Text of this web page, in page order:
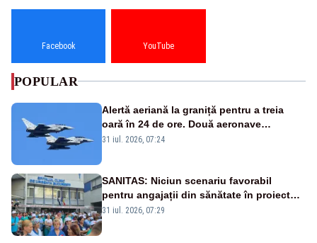
Facebook YouTube
POPULAR
Alertă aeriană la graniță pentru a treia
oară în 24 de ore. Două aeronave
Eurofighter britanice au fost ridicate de la
31 iul. 2026, 07:24
SANITAS: Niciun scenariu favorabil
pentru angajații din sănătate în proiectul
Legii salarizării
31 iul. 2026, 07:29